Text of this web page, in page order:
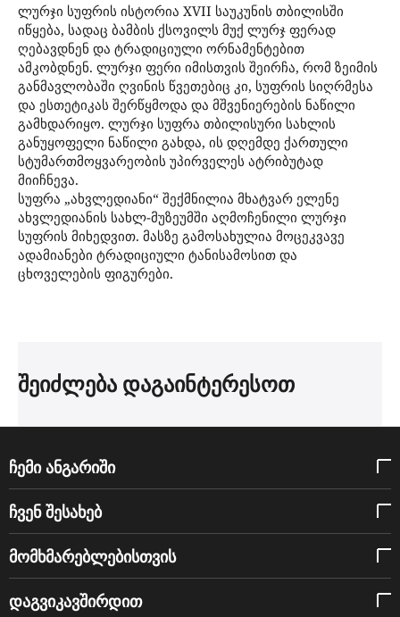
ლურჯი სუფრის ისტორია XVII საუკუნის თბილისში
იწყება, სადაც ბამბის ქსოვილს მუქ ლურჯ ფერად
ღებავდნენ და ტრადიციული ორნამენტებით
ამკობდნენ. ლურჯი ფერი იმისთვის შეირჩა, რომ ზეიმის
განმავლობაში ღვინის წვეთებიც კი, სუფრის სიღრმესა
და ესთეტიკას შერწყმოდა და მშვენიერების ნაწილი
გამხდარიყო. ლურჯი სუფრა თბილისური სახლის
განუყოფელი ნაწილი გახდა, ის დღემდე ქართული
სტუმართმოყვარეობის უპირველეს ატრიბუტად
მიიჩნევა.
სუფრა „ახვლედიანი“ შექმნილია მხატვარ ელენე
ახვლედიანის სახლ-მუზეუმში აღმოჩენილი ლურჯი
სუფრის მიხედვით. მასზე გამოსახულია მოცეკვავე
ადამიანები ტრადიციული ტანისამოსით და
ცხოველების ფიგურები.
შეიძლება დაგაინტერესოთ
ჩემი ანგარიში
ჩვენ შესახებ
მომხმარებლებისთვის
დაგვიკავშირდით